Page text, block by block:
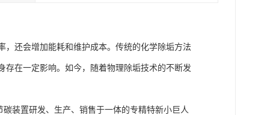
，还会增加能耗和维护成本。传统的化学除垢方法
存在一定影响。如今，随着物理除垢技术的不断发
装置研发、生产、销售于一体的专精特新小巨人